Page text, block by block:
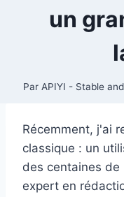
un
Par APIYI - Stable
Récemment, j'ai
classique : un
des centaines de
expert en